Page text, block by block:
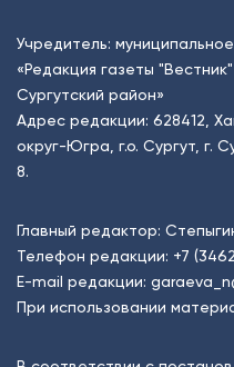
Учредитель:
«Редакция газеты
Сургутский район»
Адрес редакции: 628412,
округ-Югра, г.о. Сургут, г.
8.
Главный редактор:
Телефон редакции: +7
E-mail редакции:
При использовании